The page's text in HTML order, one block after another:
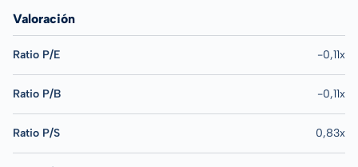
Valoración
Ratio P/E -0,11x
Ratio P/B -0,11x
Ratio P/S 0,83x